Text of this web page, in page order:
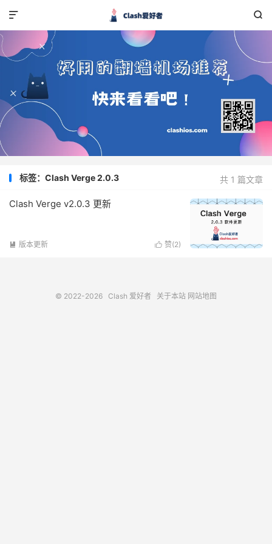


共 1 篇文章
标签：Clash Verge 2.0.3
Clash Verge v2.0.3 更新
 赞(2)
 版本更新
© 2022-2026 Clash 爱好者 关于本站 网站地图